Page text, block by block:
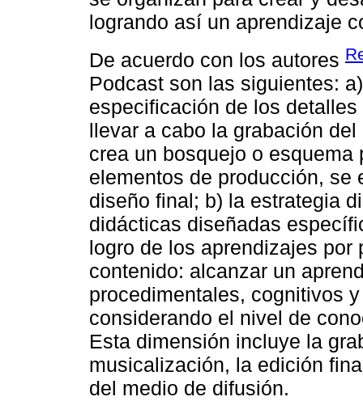
logrando así un aprendizaje
De acuerdo con los autores
Podcast son las siguientes:
especificación de los
llevar a cabo la grabación
crea un bosquejo o
elementos de producción, se
diseño final; b) la estrategia
didácticas diseñadas
logro de los aprendizajes
contenido: alcanzar un
procedimentales, cognitivos
considerando el nivel de
Esta dimensión incluye la
musicalización, la edición
del medio de difusión.